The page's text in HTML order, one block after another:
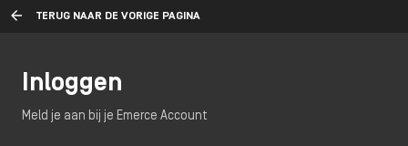
TERUG NAAR DE VORIGE PAGINA
Inloggen
Meld je aan bij je Emerce Account